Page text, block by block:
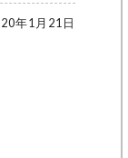
年1月21日